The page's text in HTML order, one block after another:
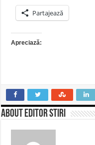
Partajează
Apreciază:
About Editor Stiri